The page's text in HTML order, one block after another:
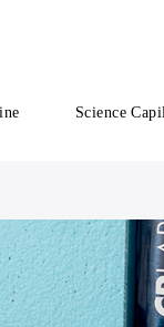
Science